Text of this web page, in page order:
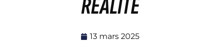
RÉALITÉ
13 mars 2025